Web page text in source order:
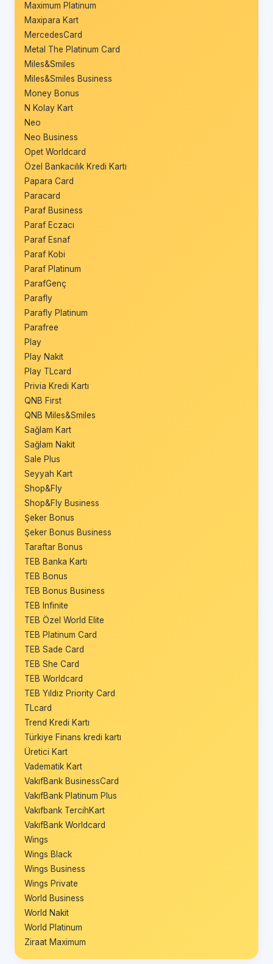
Maximum Platinum
Maxipara Kart
MercedesCard
Metal The Platinum Card
Miles&Smiles
Miles&Smiles Business
Money Bonus
N Kolay Kart
Neo
Neo Business
Opet Worldcard
Özel Bankacılık Kredi Kartı
Papara Card
Paracard
Paraf Business
Paraf Eczacı
Paraf Esnaf
Paraf Kobi
Paraf Platinum
ParafGenç
Parafly
Parafly Platinum
Parafree
Play
Play Nakit
Play TLcard
Privia Kredi Kartı
QNB First
QNB Miles&Smiles
Sağlam Kart
Sağlam Nakit
Sale Plus
Seyyah Kart
Shop&Fly
Shop&Fly Business
Şeker Bonus
Şeker Bonus Business
Taraftar Bonus
TEB Banka Kartı
TEB Bonus
TEB Bonus Business
TEB Infinite
TEB Özel World Elite
TEB Platinum Card
TEB Sade Card
TEB She Card
TEB Worldcard
TEB Yıldız Priority Card
TLcard
Trend Kredi Kartı
Türkiye Finans kredi kartı
Üretici Kart
Vadematik Kart
VakıfBank BusinessCard
VakıfBank Platinum Plus
Vakıfbank TercihKart
VakıfBank Worldcard
Wings
Wings Black
Wings Business
Wings Private
World Business
World Nakit
World Platinum
Ziraat Maximum